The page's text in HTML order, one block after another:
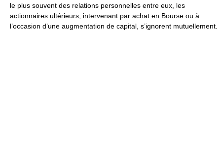
le plus souvent des relations personnelles entre eux, les
actionnaires ultérieurs, intervenant par achat en Bourse ou à
l’occasion d’une augmentation de capital, s’ignorent mutuellement.